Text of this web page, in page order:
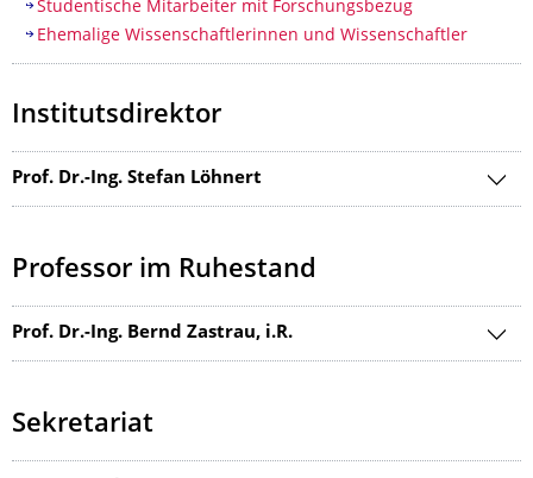
Studentische Mitarbeiter mit Forschungsbezug
Ehemalige Wissenschaftlerinnen und Wissenschaftler
Institutsdirektor
Prof. Dr.-Ing. Stefan Löhnert
Professor im Ruhestand
Prof. Dr.-Ing. Bernd Zastrau, i.R.
Sekretariat